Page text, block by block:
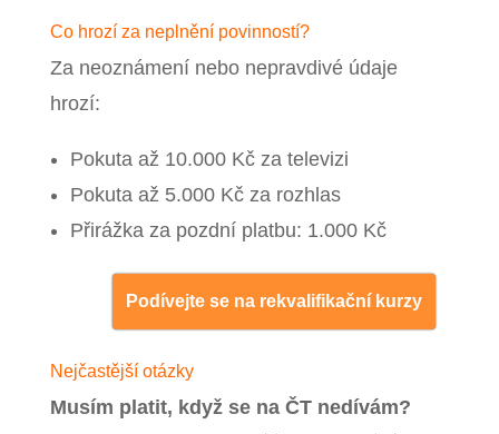
Co hrozí za neplnění povinností?
Za neoznámení nebo nepravdivé údaje
hrozí:
Pokuta až 10.000 Kč za televizi
Pokuta až 5.000 Kč za rozhlas
Přirážka za pozdní platbu: 1.000 Kč
Podívejte se na rekvalifikační kurzy
Nejčastější otázky
Musím platit, když se na ČT nedívám?